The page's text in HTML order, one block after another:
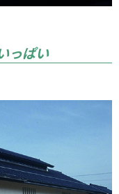
っぱい